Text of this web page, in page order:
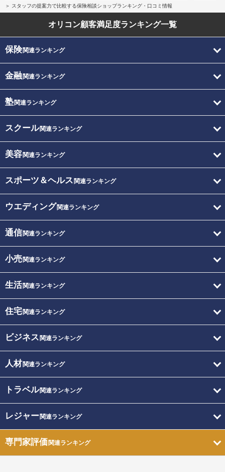
スタッフの提案力で比較する保険相談ショップランキング・口コミ情報
オリコン顧客満足度ランキング一覧
保険関連ランキング
金融関連ランキング
塾関連ランキング
スクール関連ランキング
美容関連ランキング
スポーツ＆ヘルス 関連ランキング
ウエディング関連ランキング
通信関連ランキング
小売関連ランキング
生活関連ランキング
住宅関連ランキング
ビジネス 関連ランキング
人材関連ランキング
トラベル関連ランキング
レジャー関連ランキング
専門家評価関連ランキング